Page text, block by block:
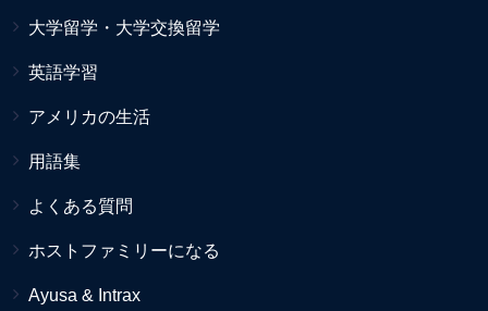
大学留学・大学交換留学
英語学習
アメリカの生活
用語集
よくある質問
ホストファミリーになる
Ayusa & Intrax